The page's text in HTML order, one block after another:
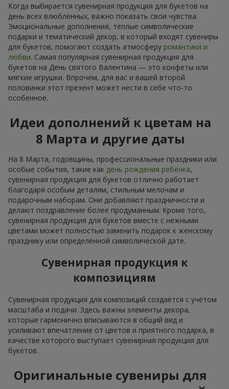
Когда выбирается сувенирная продукция для букетов на
день всех влюблённых, важно показать свои чувства.
Эмоциональные дополнения, тёплые символические
подарки и тематический декор, в который входят сувениры
для букетов, помогают создать атмосферу романтики и
любви. Самая популярная сувенирная продукция для
букетов на День святого Валентина — это конфеты или
мягкие игрушки. Впрочем, для вас и вашей второй
половинки этот презент может нести в себе что-то
особенное.
Идеи дополнений к цветам на
8 Марта и другие даты
На 8 Марта, годовщины, профессиональные праздники или
особые события, такие как день рождения ребёнка,
сувенирная продукция для букетов отлично работает
благодаря особым деталям, стильным мелочам и
подарочным наборам. Они добавляют праздничности и
делают поздравление более продуманным. Кроме того,
сувенирная продукция для букетов вместе с нежными
цветами может полностью заменить подарок к женскому
празднику или определённой символической дате.
Сувенирная продукция к
композициям
Сувенирная продукция для композиций создаётся с учётом
масштаба и подачи. Здесь важны элементы декора,
которые гармонично вписываются в общий вид и
усиливают впечатление от цветов и приятного подарка, в
качестве которого выступает сувенирная продукция для
букетов.
Оригинальные сувениры для